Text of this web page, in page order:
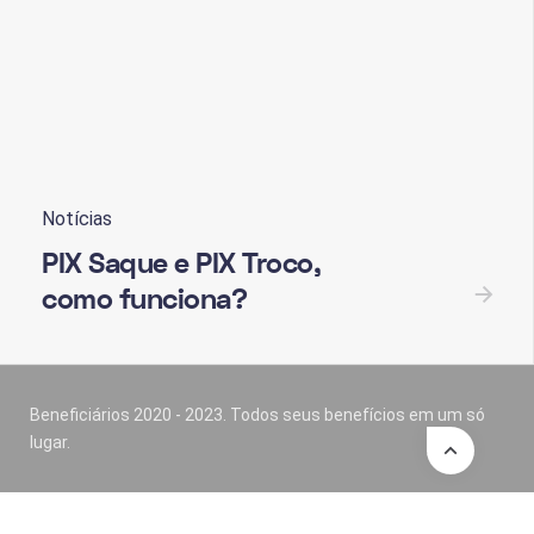
Notícias
PIX Saque e PIX Troco,
como funciona?
Beneficiários 2020 - 2023. Todos seus benefícios em um só
lugar.